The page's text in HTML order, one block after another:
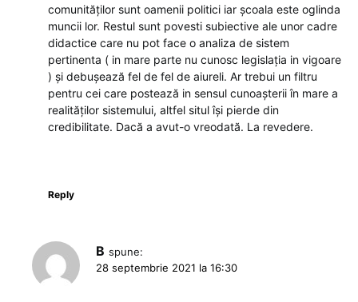
comunităților sunt oamenii politici iar școala este oglinda
muncii lor. Restul sunt povesti subiective ale unor cadre
didactice care nu pot face o analiza de sistem
pertinenta ( in mare parte nu cunosc legislația in vigoare
) și debușează fel de fel de aiureli. Ar trebui un filtru
pentru cei care postează in sensul cunoașterii în mare a
realităților sistemului, altfel situl își pierde din
credibilitate. Dacă a avut-o vreodată. La revedere.
Reply
B spune:
28 septembrie 2021 la 16:30